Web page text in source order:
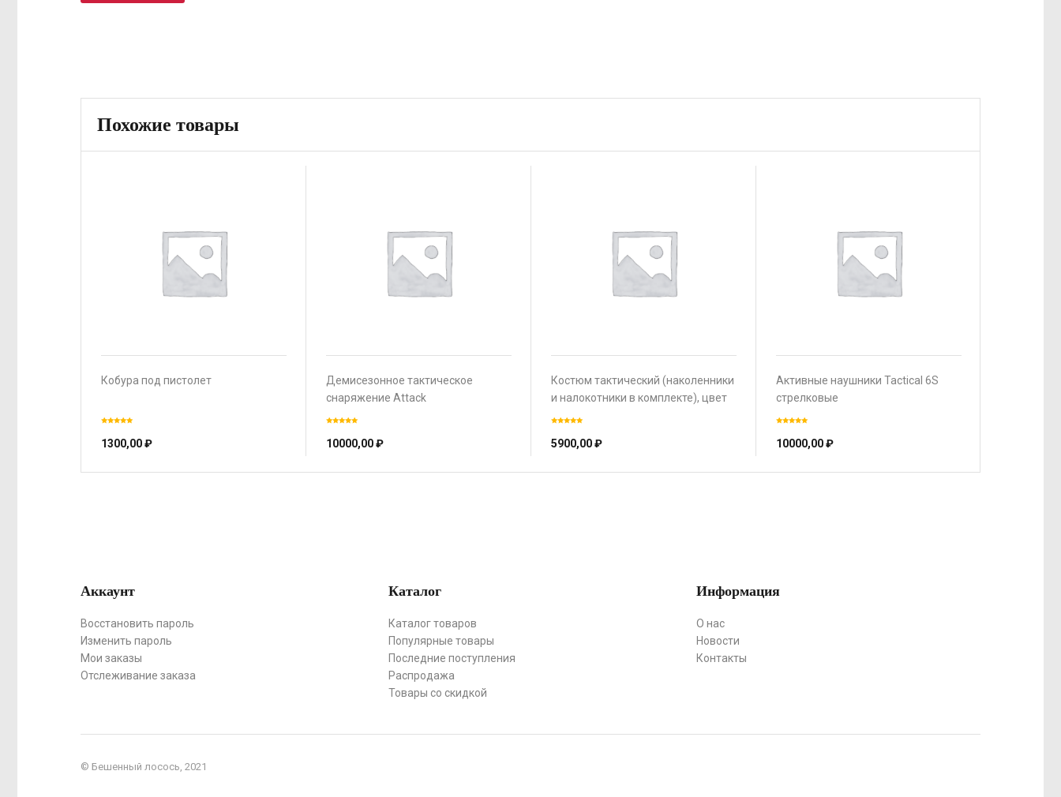
Похожие товары
Кобура под пистолет
1300,00₽
Демисезонное тактическое
снаряжение Attack
10000,00₽
Костюм тактический (наколенники
и налокотники в комплекте), цвет
Мох, р-м S
5900,00₽
Активные наушники Tactical 6S
стрелковые
10000,00₽
Аккаунт
Восстановить пароль
Изменить пароль
Мои заказы
Отслеживание заказа
Каталог
Каталог товаров
Популярные товары
Последние поступления
Распродажа
Товары со скидкой
Информация
О нас
Новости
Контакты
© Бешенный лосось, 2021